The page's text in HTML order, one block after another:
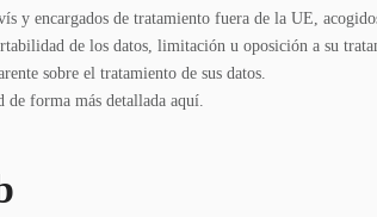
y encargados de tratamiento fuera de la UE,
de los datos, limitación u oposición a su
sobre el tratamiento de sus datos.
de forma más detallada aquí.